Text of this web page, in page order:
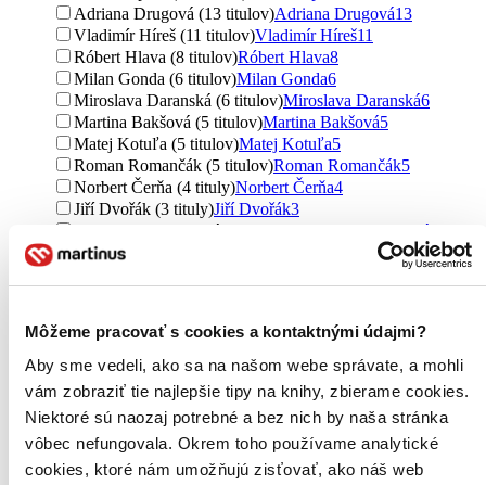
Môžeme pracovať s cookies a kontaktnými údajmi?
Aby sme vedeli, ako sa na našom webe správate, a mohli
vám zobraziť tie najlepšie tipy na knihy, zbierame cookies.
Niektoré sú naozaj potrebné a bez nich by naša stránka
vôbec nefungovala. Okrem toho používame analytické
cookies, ktoré nám umožňujú zisťovať, ako náš web
Adriana Drugová (13 titulov)Adriana Drugová13
Vladimír Híreš (11 titulov)Vladimír Híreš11
Róbert Hlava (8 titulov)Róbert Hlava8
Milan Gonda (6 titulov)Milan Gonda6
Miroslava Daranská (6 titulov)Miroslava Daranská6
Martina Bakšová (5 titulov)Martina Bakšová5
Matej Kotuľa (5 titulov)Matej Kotuľa5
Roman Romančák (5 titulov)Roman Romančák5
Norbert Čerňa (4 tituly)Norbert Čerňa4
Jiří Dvořák (3 tituly)Jiří Dvořák3
Miroslava Osvaldová (3 tituly)
Miroslava Osvaldová
Lubomír Sedlák (3 tituly)
Vladimír Cirbes (3 tituly) Vladimír Cirbes3
Miroslav Sabo (3 tituly)Miroslav Sabo3
Tomáš Belko (2 tituly)Tomáš Belko
Ivan Varga (2 tituly)
Ivan Varga
Belko Tomáš (2 tituly)Belko Tomáš2
Renáta Kolenčíková (2 tituly)Renáta Kolenčíková2
Monika Zaklaiová (2 tituly)Monika Zaklaiová 2